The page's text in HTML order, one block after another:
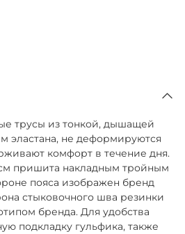
трусы из тонкой, дышащей
эластана, не деформируются
комфорт в течение дня.
пришита накладным тройным
пояса изображен бренд
стыковочного шва резинки
бренда. Для удобства
подкладку гульфика, также